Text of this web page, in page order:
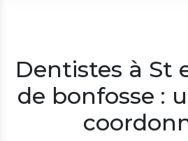
Dentistes à St
de bonfosse :